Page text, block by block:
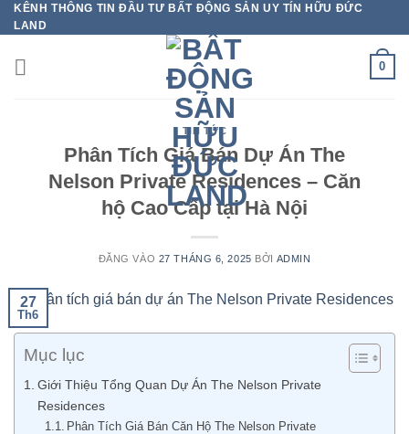
Bỏ
qua
nội
dung
KÊNH THÔNG TIN ĐẦU TƯ BẤT ĐỘNG SẢN UY TÍN HỮU ĐỨC
LAND
0
TIN TỨC
Phân Tích Giá Bán Dự Án The
Nelson Private Residences – Căn
hộ Cao Cấp tại Hà Nội
ĐĂNG VÀO 27 THÁNG 6, 2025 BỞI ADMIN
27
Th6
Mục lục
Giới Thiệu Tổng Quan Dự Án The Nelson Private
Residences
Phân Tích Giá Bán Căn Hộ The Nelson Private